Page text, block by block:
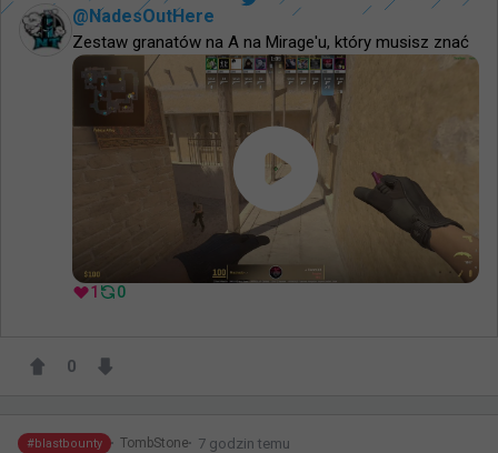
@NadesOutHere
Zestaw granatów na A na Mirage'u, który musisz znać
1 0
0
#blastbounty TombStone 7 godzin temu